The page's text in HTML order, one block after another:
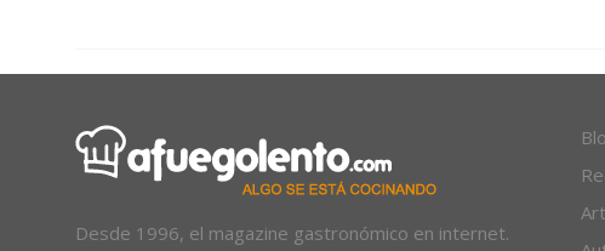
Desde 1996, el magazine gastronómico en internet.